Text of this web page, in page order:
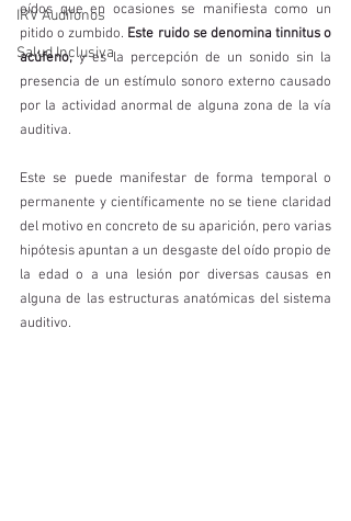
IRV Audífonos
Salud Inclusiva
oídos que en ocasiones se manifiesta como un
pitido o zumbido. Este ruido se denomina tinnitus o
acúfeno, y es la percepción de un sonido sin la
presencia de un estímulo sonoro externo causado
por la actividad anormal de alguna zona de la vía
auditiva.
Este se puede manifestar de forma temporal o
permanente y científicamente no se tiene claridad
del motivo en concreto de su aparición, pero varias
hipótesis apuntan a un desgaste del oído propio de
la edad o a una lesión por diversas causas en
alguna de las estructuras anatómicas del sistema
auditivo.